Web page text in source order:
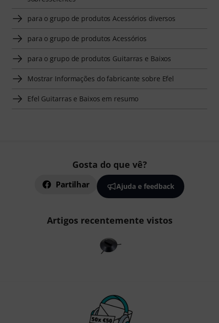
para o grupo de produtos Acessórios diversos
para o grupo de produtos Acessórios
para o grupo de produtos Guitarras e Baixos
Mostrar Informações do fabricante sobre Efel
Efel Guitarras e Baixos em resumo
Gosta do que vê?
Partilhar Ajuda e feedback
Artigos recentemente vistos